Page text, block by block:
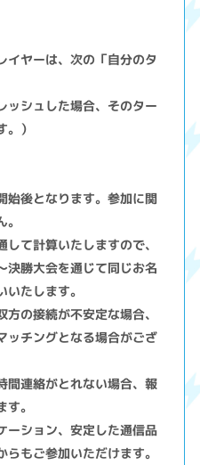
イヤーは、次の「自分のタ
ッシュした場合、そのター
）
始後となります。参加に関
て計算いたしますので、
決勝大会を通じて同じお名
たします。
の接続が不安定な場合、
ッチングとなる場合がござ
間連絡がとれない場合、報
。
ーション、安定した通信品
もご参加いただけます。